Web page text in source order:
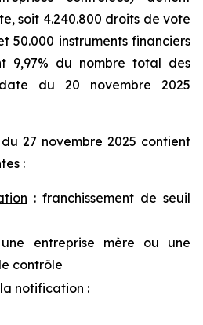
soit 4.240.800 droits de vote
50.000 instruments financiers
9,97% du nombre total des
du 20 novembre 2025
27 novembre 2025 contient
:
: franchissement de seuil
entreprise mère ou une
contrôle
la notification :